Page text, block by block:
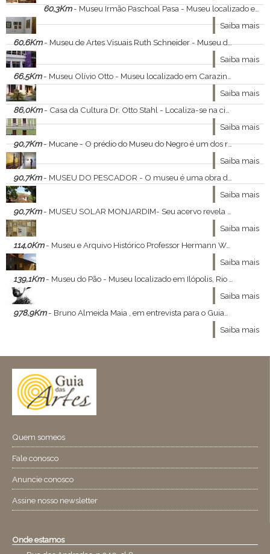
60,3Km- Museu Irmão Paschoal Pasa - Museu localizado em Passo Fundo, Rio Grande do Sul.
Saiba mais
60,6Km- Museu de Artes Visuais Ruth Schneider - Museu de artes localizado na cidade de Passo Fundo.
Saiba mais
66,5Km- Museu Olívio Otto - Museu localizado em Carazinho, no Rio Grande do Sul.
Saiba mais
86,0Km- Casa da Cultura Dr. Otto Stahl - Localiza-se na cidade de Não-Me-Toque, Rio Grande do Sul.
Saiba mais
90,7Km- Mucane - O prédio do Museu do Negro é um dos remanescentes da arquitetura de estilo eclética do início do século XX. O imóvel foi construído pelo coronel Francisco Schwab, com mourões de estacas de camará, em 1912, ano em que foi aberta a Avenida República.
Saiba mais
90,7Km- MUSEU DO PESCADOR - O museu é uma obra do Programa Terra Mais Igual, na Ilha das Caieiras, Poligonal 12. O espaço é gerenciado pela Secretaria Municipal de Cultura (Semc) e conta com uma sala de leitura, projeto de extensão da Biblioteca Municipal Adelpho Poli Monjardim.
Saiba mais
90,7Km- MUSEU SOLAR MONJARDIM- Seu acervo revela aspectos da vida cotidiana de uma família abastada do século XIX, levando a seus visitantes conhecimentos acerca dos objetos, costumes, manifestações artísticas e histórias de uma época marcante.
Saiba mais
114,0Km- Museu e Arquivo Histórico Professor Hermann Wegermann - Museu localizado na cidade de Panambi, Rio Grande do Sul.
Saiba mais
139,1Km- Museu do Pão - Museu localizado em Ilópolis, Rio Grande do Sul.
Saiba mais
978,9Km- Bruno Almeida Maia , em entrevista para o GuiaDasArtes - Bruno Almeida Maia , ministrante do curso Constelações Visionárias , a relação entre moda , arte e filosofia nos concedeu a ótima entrevista que se segue :
Saiba mais
Quem someos
Fale conosco
Anuncie conosco
Assine nosso newsletter
Onde estamos